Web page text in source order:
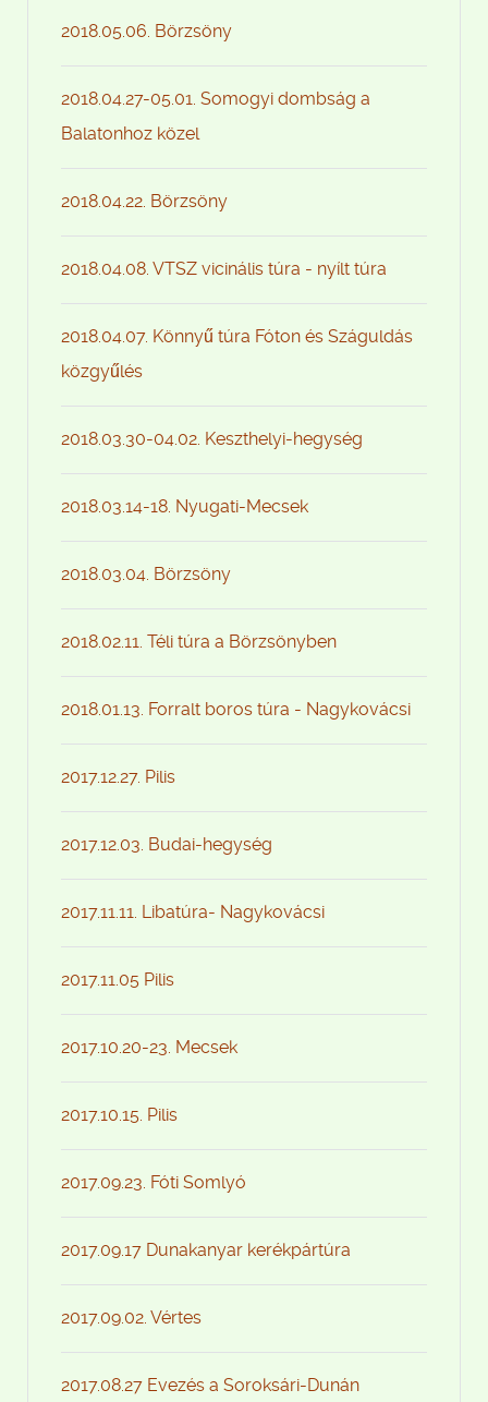
2018.05.06. Börzsöny
2018.04.27-05.01. Somogyi dombság a
Balatonhoz közel
2018.04.22. Börzsöny
2018.04.08. VTSZ vicinális túra - nyílt túra
2018.04.07. Könnyű túra Fóton és Száguldás
közgyűlés
2018.03.30-04.02. Keszthelyi-hegység
2018.03.14-18. Nyugati-Mecsek
2018.03.04. Börzsöny
2018.02.11. Téli túra a Börzsönyben
2018.01.13. Forralt boros túra - Nagykovácsi
2017.12.27. Pilis
2017.12.03. Budai-hegység
2017.11.11. Libatúra- Nagykovácsi
2017.11.05 Pilis
2017.10.20-23. Mecsek
2017.10.15. Pilis
2017.09.23. Fóti Somlyó
2017.09.17 Dunakanyar kerékpártúra
2017.09.02. Vértes
2017.08.27 Evezés a Soroksári-Dunán